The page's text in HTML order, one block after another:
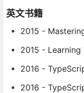
英文书籍
2015 -
2015 - Learning
2016 -
2016 -